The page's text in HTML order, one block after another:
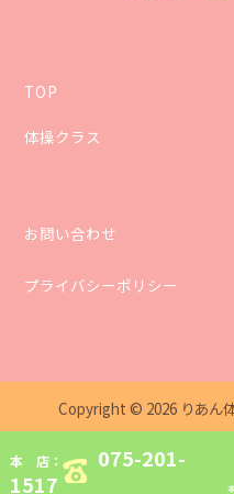
本 店：
075-201-
1517
TOP
体操クラス
お問い合わせ
プライバシーポリシー
Copyright © 2026 りあん